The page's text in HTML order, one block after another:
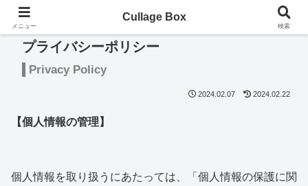
プライバシーポリシー
Privacy Policy
2024.02.07 2024.02.22
【個人情報の管理】
個人情報を取り扱うにあたっては、「個人情報の保護に関
メニュー
Cullage Box
検索